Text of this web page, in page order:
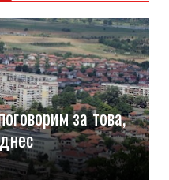
за това,